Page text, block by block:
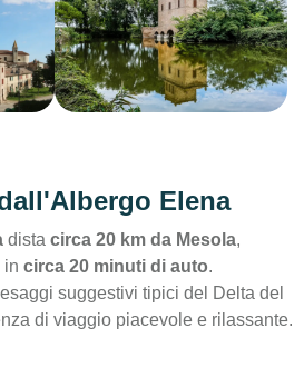
Elena
dista circa 20 km da Mesola,
in circa 20 minuti di auto.
suggestivi tipici del Delta del
di viaggio piacevole e rilassante.